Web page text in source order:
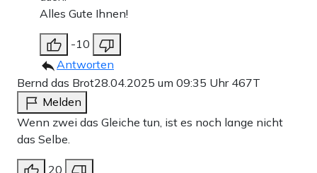
Alles Gute Ihnen!
-10
Antworten
Bernd das Brot28.04.2025 um 09:35 Uhr 467T
Melden
Wenn zwei das Gleiche tun, ist es noch lange nicht
das Selbe.
20